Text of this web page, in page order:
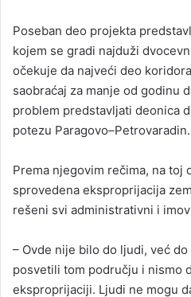
Poseban deo projekta
kojem se gradi najduži
očekuje da najveći deo
saobraćaj za manje od godinu
problem predstavljati deonica
potezu Paragovo–Petrovaradin.
Prema njegovim rečima, na toj
sprovedena eksproprijacija
rešeni svi administrativni i
– Ovde nije bilo do ljudi, već
posvetili tom području i nismo
eksproprijaciji. Ljudi ne mogu